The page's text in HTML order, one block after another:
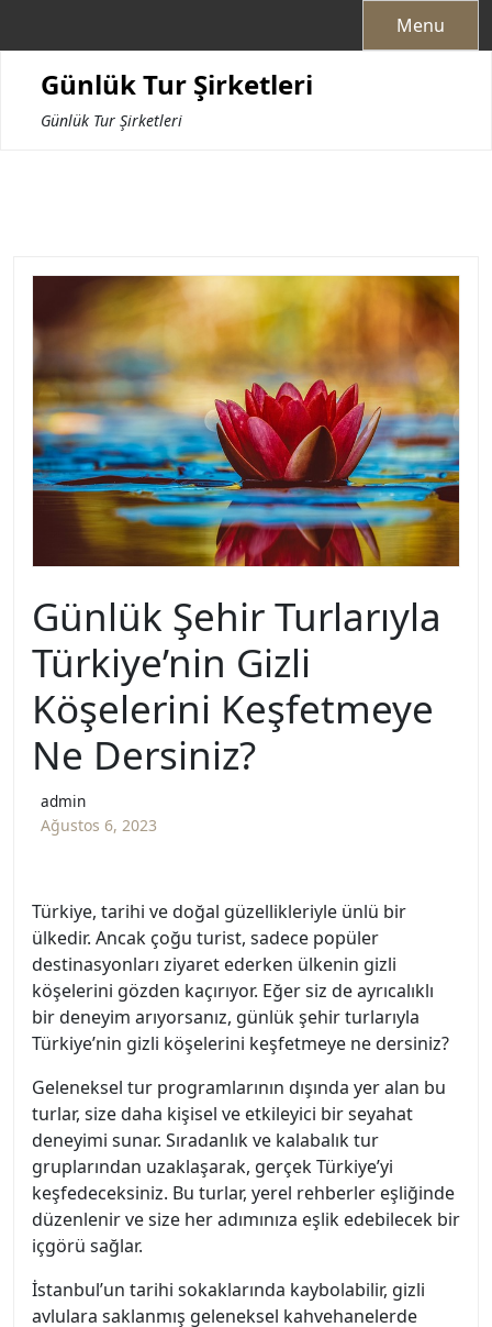
Menu
Günlük Tur Şirketleri
Günlük Tur Şirketleri
Günlük Şehir Turlarıyla
Türkiye’nin Gizli
Köşelerini Keşfetmeye
Ne Dersiniz?
admin
Ağustos 6, 2023
Türkiye, tarihi ve doğal güzellikleriyle ünlü bir
ülkedir. Ancak çoğu turist, sadece popüler
destinasyonları ziyaret ederken ülkenin gizli
köşelerini gözden kaçırıyor. Eğer siz de ayrıcalıklı
bir deneyim arıyorsanız, günlük şehir turlarıyla
Türkiye’nin gizli köşelerini keşfetmeye ne dersiniz?
Geleneksel tur programlarının dışında yer alan bu
turlar, size daha kişisel ve etkileyici bir seyahat
deneyimi sunar. Sıradanlık ve kalabalık tur
gruplarından uzaklaşarak, gerçek Türkiye’yi
keşfedeceksiniz. Bu turlar, yerel rehberler eşliğinde
düzenlenir ve size her adımınıza eşlik edebilecek bir
içgörü sağlar.
İstanbul’un tarihi sokaklarında kaybolabilir, gizli
avlulara saklanmış geleneksel kahvehanelerde